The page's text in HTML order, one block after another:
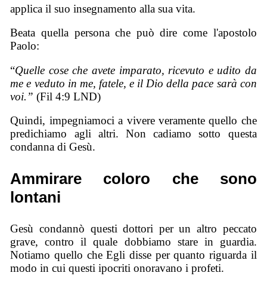
applica il suo insegnamento alla sua vita.
Beata quella persona che può dire come l'apostolo
Paolo:
“Quelle cose che avete imparato, ricevuto e udito da
me e veduto in me, fatele, e il Dio della pace sarà con
voi.” (Fil 4:9 LND)
Quindi, impegniamoci a vivere veramente quello che
predichiamo agli altri. Non cadiamo sotto questa
condanna di Gesù.
Ammirare coloro che sono
lontani
Gesù condannò questi dottori per un altro peccato
grave, contro il quale dobbiamo stare in guardia.
Notiamo quello che Egli disse per quanto riguarda il
modo in cui questi ipocriti onoravano i profeti.